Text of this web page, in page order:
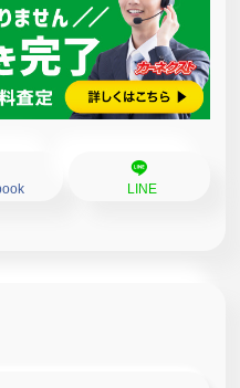
LINE